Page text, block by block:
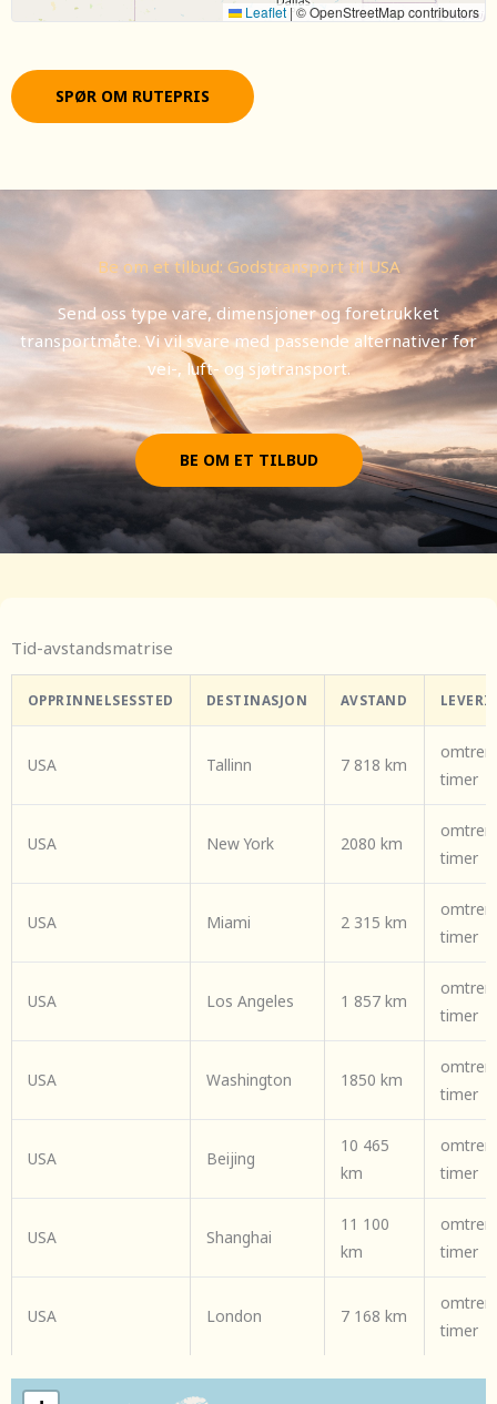
Leaflet|© OpenStreetMap contributors
SPØR OM RUTEPRIS
Be om et tilbud: Godstransport til USA
Send oss type vare, dimensjoner og foretrukket
transportmåte. Vi vil svare med passende alternativer for
vei-, luft- og sjøtransport.
BE OM ET TILBUD
Tid-avstandsmatrise
OPPRINNELSESSTED DESTINASJON AVSTAND
USA Tallinn 7 818 km
timer
USA New York 2080 km
timer
USA Miami 2 315 km
timer
USA Los Angeles 1 857 km
timer
USA Washington 1850 km
timer
USA Beijing
10 465
km
timer
USA Shanghai
11 100
km
timer
USA London 7 168 km
timer